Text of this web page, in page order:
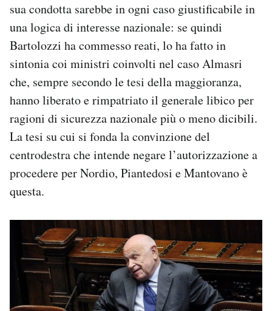
sua condotta sarebbe in ogni caso giustificabile in
una logica di interesse nazionale: se quindi
Bartolozzi ha commesso reati, lo ha fatto in
sintonia coi ministri coinvolti nel caso Almasri
che, sempre secondo le tesi della maggioranza,
hanno liberato e rimpatriato il generale libico per
ragioni di sicurezza nazionale più o meno dicibili.
La tesi su cui si fonda la convinzione del
centrodestra che intende negare l’autorizzazione a
procedere per Nordio, Piantedosi e Mantovano è
questa.